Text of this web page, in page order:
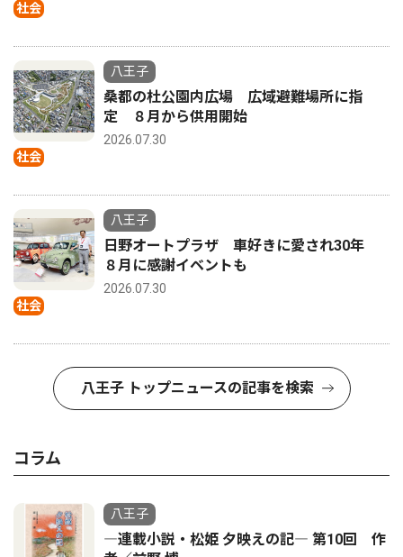
社会
社会
八王子
桑都の杜公園内広場 広域避難場所に指
定 ８月から供用開始
2026.07.30
社会
八王子
日野オートプラザ 車好きに愛され30年
８月に感謝イベントも
2026.07.30
八王子 トップニュースの記事を検索
コラム
八王子
―連載小説・松姫 夕映えの記― 第10回 作